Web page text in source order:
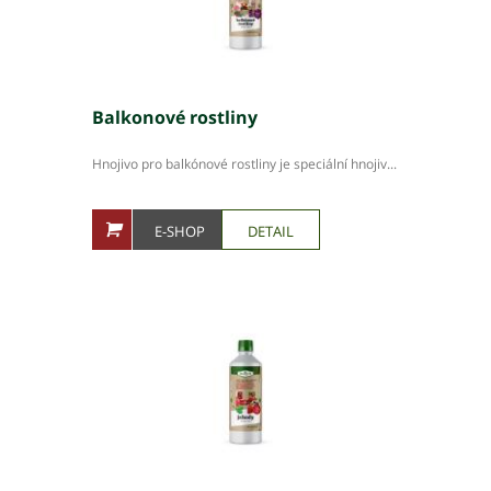
Balkonové rostliny
Hnojivo pro balkónové rostliny je speciální hnojiv...
E-SHOP DETAIL